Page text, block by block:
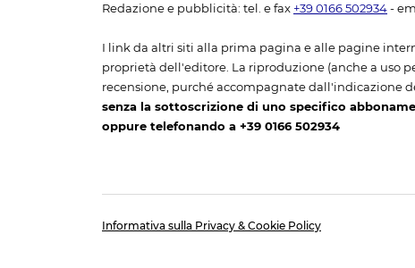
Redazione e pubblicità: tel. e fax +39 0166 502934 -
I link da altri siti alla prima pagina e alle pagine
proprietà dell'editore. La riproduzione (anche a uso
recensione, purché accompagnate dall'indicazione
senza la sottoscrizione di uno specifico
oppure telefonando a +39 0166 502934
Informativa sulla Privacy & Cookie Policy